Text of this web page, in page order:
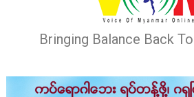
Bringing Balance Back